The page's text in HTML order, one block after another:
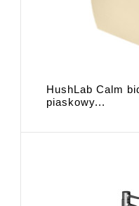
HushLab Calm
piaskowy...